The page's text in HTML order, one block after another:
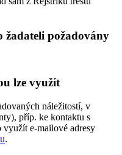
žadateli požadovány
lze využít
náležitostí, v
příp. ke kontaktu s
využít e-mailové adresy
.